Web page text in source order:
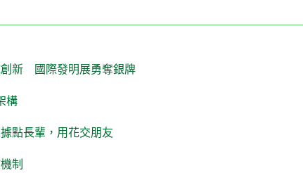
創新 國際發明展勇奪銀牌
構
點長輩，用花交朋友
制